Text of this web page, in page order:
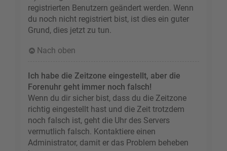
registrierten Benutzern geändert werden. Wenn
du noch nicht registriert bist, ist dies ein guter
Grund, dies jetzt zu tun.
Nach oben
Ich habe die Zeitzone eingestellt, aber die
Forenuhr geht immer noch falsch!
Wenn du dir sicher bist, dass du die Zeitzone
richtig eingestellt hast und die Zeit trotzdem
noch falsch ist, geht die Uhr des Servers
vermutlich falsch. Kontaktiere einen
Administrator, damit er das Problem beheben